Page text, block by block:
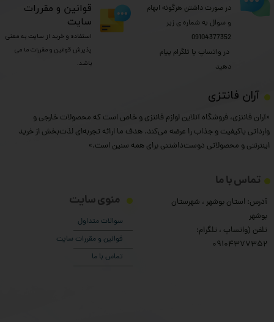
​آران فانتزی
«آران فانتزی، فروشگاه آنلاین لوازم فانتزی و خاص است که محصولات خارجی و
وارداتی باکیفیت و جذاب را عرضه می‌کند. هدف ما ارائه تجربه‌ای لذت‌بخش از خرید
اینترنتی و محصولاتی دوست‌داشتنی برای همه سنین است.»
منوی سایت
سوالات متداول
قوانین و مقررات سایت
تماس با ما
تماس با ما
آدرس: استان بوشهر ، شهرستان
بوشهر
تلفن (واتساپ ، تلگرام:
۰9104377352
در صورت داشتن هرگونه ابهام
و سوال به شماره ی زیر
09104377352
​​​​​​​ در واتساپ یا تلگرام پیام
دهید
​قوانین و مقررات
سایت
استفاده و خرید از سایت به معنی
پذیرش قوانین و مقررات ما می
باشد.